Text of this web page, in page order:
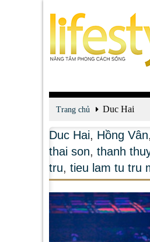
Trang chủ Duc Hai
Duc Hai, Hồng Vân,
thai son, thanh
tru, tieu lam tu tru